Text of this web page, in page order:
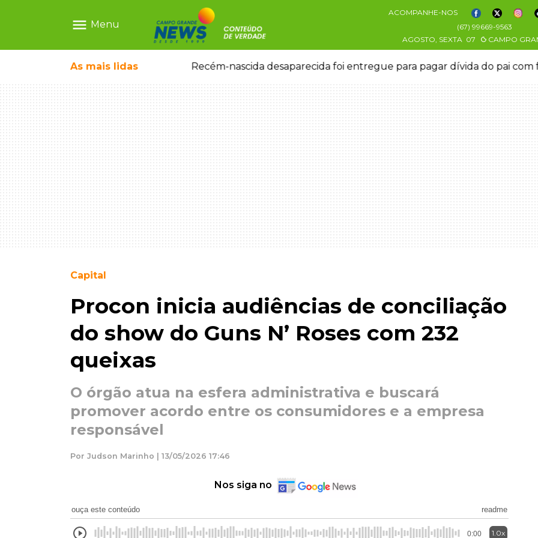
menu Menu
ACOMPANHE-NOS
(67) 99669-9563
AGOSTO, SEXTA 07 CAMPO
As mais lidas Recém-nascida desaparecida foi entregue para pagar dívida do pai com
Capital
Procon inicia audiências de conciliação
do show do Guns N’ Roses com 232
queixas
O órgão atua na esfera administrativa e buscará
promover acordo entre os consumidores e a empresa
responsável
Por Judson Marinho | 13/05/2026 17:46
Nos siga no
ouça este conteúdo readme
0:00 1.0x